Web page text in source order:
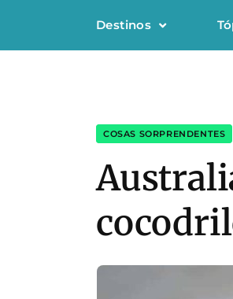
Destinos
COSAS SORPRENDENTES